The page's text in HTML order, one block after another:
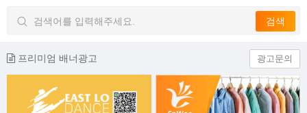
프리미엄 배너광고 광고문의